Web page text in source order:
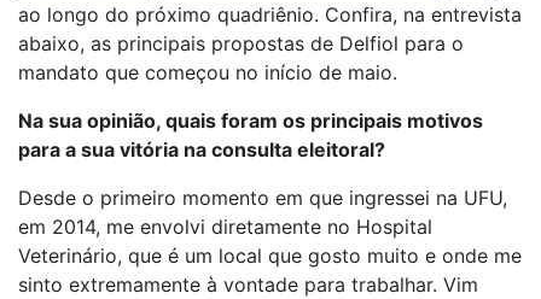
ao longo do próximo quadriênio. Confira, na entrevista
abaixo, as principais propostas de Delfiol para o
mandato que começou no início de maio.
Na sua opinião, quais foram os principais motivos
para a sua vitória na consulta eleitoral?
Desde o primeiro momento em que ingressei na UFU,
em 2014, me envolvi diretamente no Hospital
Veterinário, que é um local que gosto muito e onde me
sinto extremamente à vontade para trabalhar. Vim